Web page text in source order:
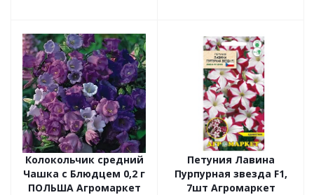
Колокольчик средний
Чашка с Блюдцем 0,2 г
ПОЛЬША Агромаркет
Петуния Лавина
Пурпурная звезда F1,
7шт Агромаркет